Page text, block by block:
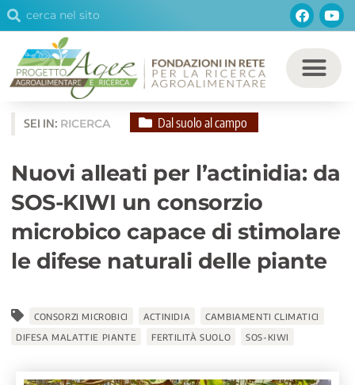
VaiCerca Cerca
SEI IN: RICERCA Dal suolo al campo
Nuovi alleati per l’actinidia: da
SOS-KIWI un consorzio
microbico capace di stimolare
le difese naturali delle piante
CONSORZI MICROBICI ACTINIDIA
CAMBIAMENTI CLIMATICI
DIFESA MALATTIE PIANTE
FERTILITÀ SUOLO SOS-KIWI